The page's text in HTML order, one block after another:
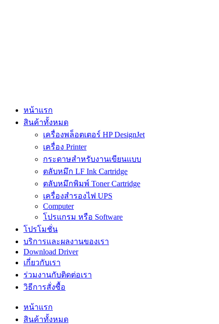
หน้าแรก
สินค้าทั้งหมด
เครื่องพล็อตเตอร์ HP DesignJet
เครื่อง Printer
กระดาษสำหรับงานเขียนแบบ
ตลับหมึก LF Ink Cartridge
ตลับหมึกพิมพ์ Toner Cartridge
เครื่องสำรองไฟ UPS
Computer
โปรแกรม หรือ Software
โปรโมชั่น
บริการและผลงานของเรา
Download Driver
เกี่ยวกับเรา
ร่วมงานกับติดต่อเรา
วิธีการสั่งซื้อ
หน้าแรก
สินค้าทั้งหมด